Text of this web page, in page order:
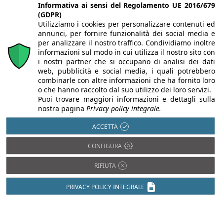
Informativa ai sensi del Regolamento UE 2016/679
(GDPR)
Utilizziamo i cookies per personalizzare contenuti ed
annunci, per fornire funzionalità dei social media e
per analizzare il nostro traffico. Condividiamo inoltre
informazioni sul modo in cui utilizza il nostro sito con
i nostri partner che si occupano di analisi dei dati
web, pubblicità e social media, i quali potrebbero
combinarle con altre informazioni che ha fornito loro
o che hanno raccolto dal suo utilizzo dei loro servizi.
Puoi trovare maggiori informazioni e dettagli sulla
nostra pagina Privacy policy integrale.
ACCETTA
CONFIGURA
RIFIUTA
PRIVACY POLICY INTEGRALE